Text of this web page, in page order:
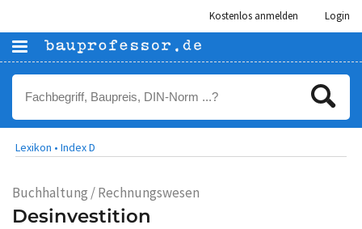
Kostenlos anmelden Login
Lexikon • Index D
Buchhaltung / Rechnungswesen
Desinvestition